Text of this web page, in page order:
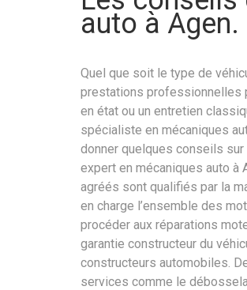
auto à Agen.
Quel que soit le type de
prestations professionnelles
en état ou un entretien
spécialiste en mécaniques
donner quelques conseils
expert en mécaniques auto à
agréés sont qualifiés par la
en charge l’ensemble des
procéder aux réparations
garantie constructeur du
constructeurs automobiles.
services comme le